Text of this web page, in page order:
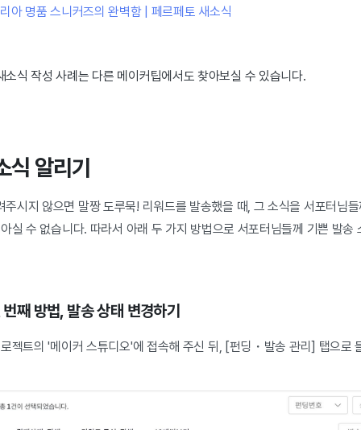
아 명품 스니커즈의 완벽함 | 페르페토 새소식
소식 작성 사례는 다른 메이커팁에서도 찾아보실 수 있습니다.
알리기
주시지 않으면 말짱 도루묵! 리워드를 발송했을 때, 그 소식을 서포터님
실 수 없습니다. 따라서 아래 두 가지 방법으로 서포터님들께 기쁜 발송
째 방법, 발송 상태 변경하기
젝트의 '메이커 스튜디오'에 접속해 주신 뒤, [펀딩・발송 관리] 탭으로